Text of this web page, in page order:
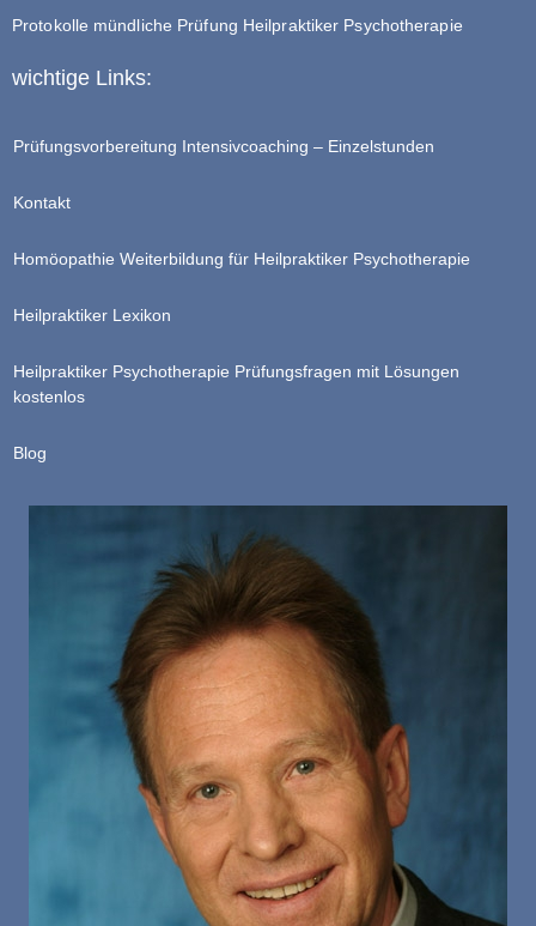
Protokolle mündliche Prüfung Heilpraktiker Psychotherapie
wichtige Links:
Prüfungsvorbereitung Intensivcoaching – Einzelstunden
Kontakt
Homöopathie Weiterbildung für Heilpraktiker Psychotherapie
Heilpraktiker Lexikon
Heilpraktiker Psychotherapie Prüfungsfragen mit Lösungen
kostenlos
Blog